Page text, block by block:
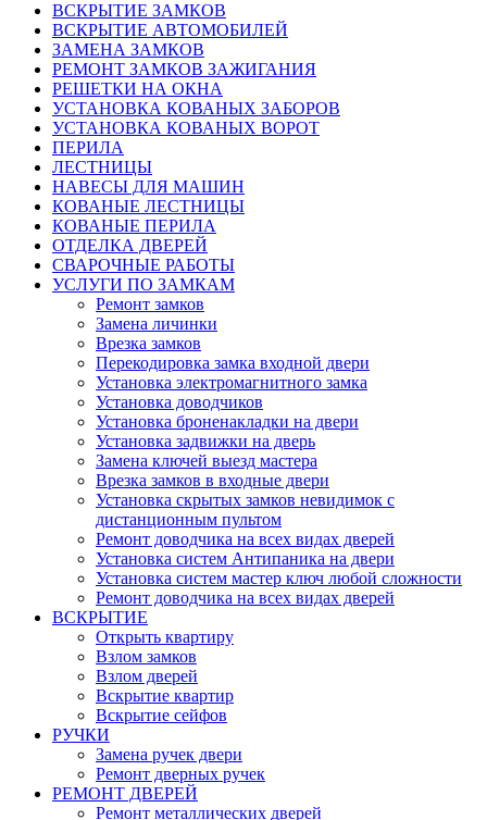
ВСКРЫТИЕ ЗАМКОВ
ВСКРЫТИЕ АВТОМОБИЛЕЙ
ЗАМЕНА ЗАМКОВ
РЕМОНТ ЗАМКОВ ЗАЖИГАНИЯ
РЕШЕТКИ НА ОКНА
УСТАНОВКА КОВАНЫХ ЗАБОРОВ
УСТАНОВКА КОВАНЫХ ВОРОТ
ПЕРИЛА
ЛЕСТНИЦЫ
НАВЕСЫ ДЛЯ МАШИН
КОВАНЫЕ ЛЕСТНИЦЫ
КОВАНЫЕ ПЕРИЛА
ОТДЕЛКА ДВЕРЕЙ
СВАРОЧНЫЕ РАБОТЫ
УСЛУГИ ПО ЗАМКАМ
Ремонт замков
Замена личинки
Врезка замков
Перекодировка замка входной двери
Установка электромагнитного замка
Установка доводчиков
Установка броненакладки на двери
Установка задвижки на дверь
Замена ключей выезд мастера
Врезка замков в входные двери
Установка скрытых замков невидимок с
дистанционным пультом
Ремонт доводчика на всех видах дверей
Установка систем Антипаника на двери
Установка систем мастер ключ любой сложности
Ремонт доводчика на всех видах дверей
ВСКРЫТИЕ
Открыть квартиру
Взлом замков
Взлом дверей
Вскрытие квартир
Вскрытие сейфов
РУЧКИ
Замена ручек двери
Ремонт дверных ручек
РЕМОНТ ДВЕРЕЙ
Ремонт металлических дверей